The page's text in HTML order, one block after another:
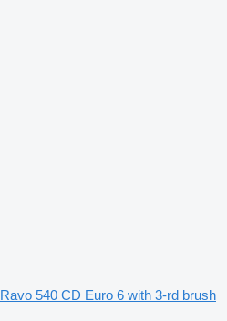
Ravo 540 CD Euro 6 with 3-rd brush